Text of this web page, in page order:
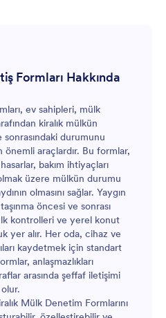
Formları Hakkında
ev sahipleri, mülk
kiralık mülkün
durumunu
önemli araçlardır. Bu formlar,
bakım ihtiyaçları
üzere mülkün durumu
olmasını sağlar. Yaygın
öncesi ve sonrası
kontrolleri ve yerel konut
yer alır. Her oda, cihaz ve
kaydetmek için standart
anlaşmazlıkları
arasında şeffaf iletişimi
Mülk Denetim Formlarını